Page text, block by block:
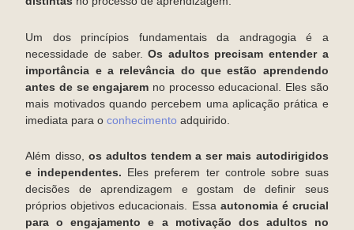
Um dos princípios fundamentais da andragogia é a
necessidade de saber.Os adultos precisam entender a
importância e a relevância do que estão aprendendo
antes de se engajarem no processo educacional. Eles são
mais motivados quando percebem uma aplicação prática e
imediata para oconhecimento adquirido.
Além disso, os adultos tendem a ser mais autodirigidos
e independentes. Eles preferem ter controle sobre suas
decisões de aprendizagem e gostam de definir seus
próprios objetivos educacionais. Essaautonomia é crucial
para o engajamento e a motivação dos adultos no